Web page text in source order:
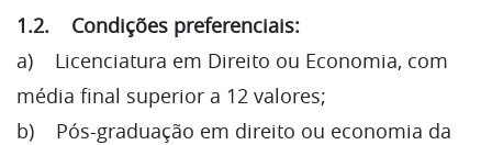
1.2. Condições preferenciais:
a) Licenciatura em Direito ou Economia, com
média final superior a 12 valores;
b) Pós-graduação em direito ou economia da